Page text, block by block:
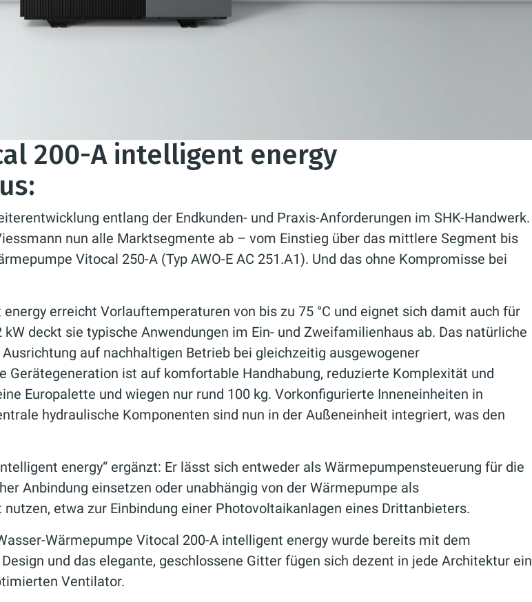
200-A intelligent energy
entlang der Endkunden- und Praxis-Anforderungen im SHK-Handwerk.
nun alle Marktsegmente ab – vom Einstieg über das mittlere Segment bis
Vitocal 250-A (Typ AWO-E AC 251.A1). Und das ohne Kompromisse bei
erreicht Vorlauftemperaturen von bis zu 75 °C und eignet sich damit auch für
deckt sie typische Anwendungen im Ein- und Zweifamilienhaus ab. Das natürliche
auf nachhaltigen Betrieb bei gleichzeitig ausgewogener
ist auf komfortable Handhabung, reduzierte Komplexität und
Europalette und wiegen nur rund 100 kg. Vorkonfigurierte Inneneinheiten in
hydraulische Komponenten sind nun in der Außeneinheit integriert, was den
energy“ ergänzt: Er lässt sich entweder als Wärmepumpensteuerung für die
Anbindung einsetzen oder unabhängig von der Wärmepumpe als
etwa zur Einbindung einer Photovoltaikanlagen eines Drittanbieters.
Wärmepumpe Vitocal 200-A intelligent energy wurde bereits mit dem
und das elegante, geschlossene Gitter fügen sich dezent in jede Architektur ein
Ventilator.